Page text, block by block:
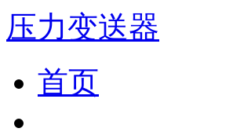
压力变送器
首页